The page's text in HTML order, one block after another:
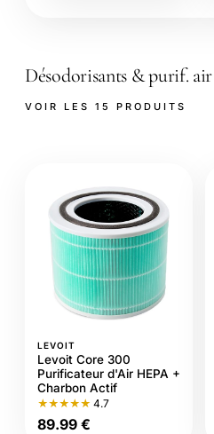
Désodorisants & purif. air
VOIR LES 15 PRODUITS
LEVOIT
Levoit Core 300
Purificateur d'Air HEPA +
Charbon Actif
★★★★★ 4.7
89.99 €